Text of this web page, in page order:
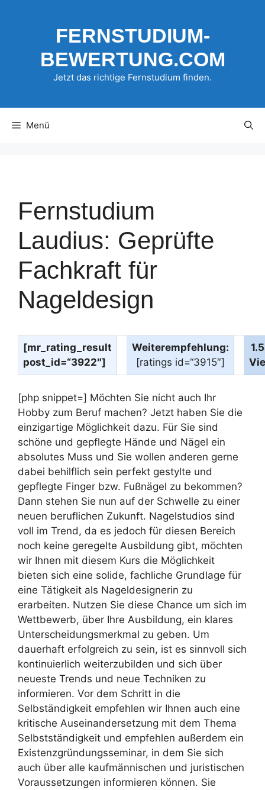
FERNSTUDIUM-
BEWERTUNG.COM
Jetzt das richtige Fernstudium finden.
Menü
Fernstudium
Laudius: Geprüfte
Fachkraft für
Nageldesign
[mr_rating_result
post_id=“3922″]
Weiterempfehlung:
[ratings id=“3915″]
[php snippet=] Möchten Sie nicht auch Ihr
Hobby zum Beruf machen? Jetzt haben Sie die
einzigartige Möglichkeit dazu. Für Sie sind
schöne und gepflegte Hände und Nägel ein
absolutes Muss und Sie wollen anderen gerne
dabei behilflich sein perfekt gestylte und
gepflegte Finger bzw. Fußnägel zu bekommen?
Dann stehen Sie nun auf der Schwelle zu einer
neuen beruflichen Zukunft. Nagelstudios sind
voll im Trend, da es jedoch für diesen Bereich
noch keine geregelte Ausbildung gibt, möchten
wir Ihnen mit diesem Kurs die Möglichkeit
bieten sich eine solide, fachliche Grundlage für
eine Tätigkeit als Nageldesignerin zu
erarbeiten. Nutzen Sie diese Chance um sich im
Wettbewerb, über Ihre Ausbildung, ein klares
Unterscheidungsmerkmal zu geben. Um
dauerhaft erfolgreich zu sein, ist es sinnvoll sich
kontinuierlich weiterzubilden und sich über
neueste Trends und neue Techniken zu
informieren. Vor dem Schritt in die
Selbständigkeit empfehlen wir Ihnen auch eine
kritische Auseinandersetzung mit dem Thema
Selbstständigkeit und empfehlen außerdem ein
Existenzgründungsseminar, in dem Sie sich
auch über alle kaufmännischen und juristischen
Voraussetzungen informieren können. Sie